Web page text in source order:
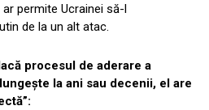
permite Ucrainei să-l
de la un alt atac.
procesul de aderare a
la ani sau decenii, el are